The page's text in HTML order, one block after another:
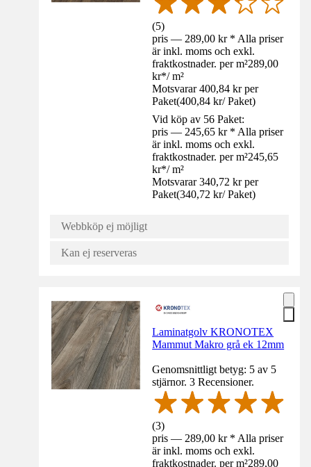
(5)
pris — 289,00 kr * Alla priser
är inkl. moms och exkl.
fraktkostnader. per m²289,00
kr*/ m²
Motsvarar 400,84 kr per
Paket(400,84 kr/ Paket)
Vid köp av 56 Paket:
pris — 245,65 kr * Alla priser
är inkl. moms och exkl.
fraktkostnader. per m²245,65
kr*/ m²
Motsvarar 340,72 kr per
Paket(340,72 kr/ Paket)
Webbköp ej möjligt
Kan ej reserveras
Laminatgolv KRONOTEX
Mammut Makro grå ek 12mm
Genomsnittligt betyg: 5 av 5
stjärnor. 3 Recensioner.
(3)
pris — 289,00 kr * Alla priser
är inkl. moms och exkl.
fraktkostnader. per m²289,00